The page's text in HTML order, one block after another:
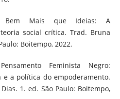
Bem Mais que Ideias: A
social crítica. Trad. Bruna
Boitempo, 2022.
Feminista Negro:
e a política do empoderamento.
1. ed. São Paulo: Boitempo,